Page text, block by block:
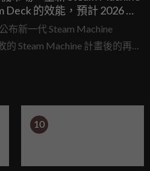
Deck 的效能，預計 2026 年
布新一代 Steam Machine
Steam Machine 計畫後的再出
體廠商，這次 Valve 完全自行設
的成功經驗為基礎，打造一台專
10